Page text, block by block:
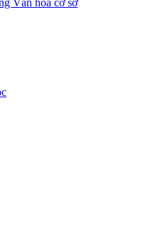
Văn hóa cơ sở